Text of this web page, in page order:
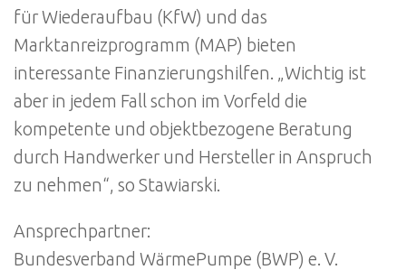
für Wiederaufbau (KfW) und das
Marktanreizprogramm (MAP) bieten
interessante Finanzierungshilfen. „Wichtig ist
aber in jedem Fall schon im Vorfeld die
kompetente und objektbezogene Beratung
durch Handwerker und Hersteller in Anspruch
zu nehmen“, so Stawiarski.
Ansprechpartner:
Bundesverband WärmePumpe (BWP) e. V.